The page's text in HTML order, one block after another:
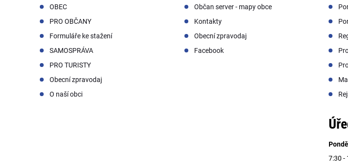
OBEC
PRO OBČANY
Formuláře ke stažení
SAMOSPRÁVA
PRO TURISTY
Obecní zpravodaj
O naší obci
Občan server - mapy obce
Kontakty
Obecní zpravodaj
Facebook
7:30 -